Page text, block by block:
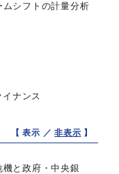
ムシフトの計量分析
ナンス
【 表示 ／非表示 】
と政府・中央銀